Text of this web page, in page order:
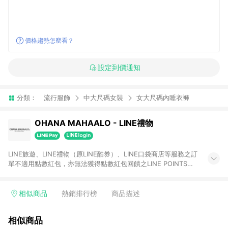
價格趨勢怎麼看？
設定到價通知
分類： 流行服飾 中大尺碼女裝 女大尺碼內睡衣褲
OHANA MAHAALO - LINE禮物
LINE旅遊、LINE禮物（原LINE酷券）、LINE口袋商店等服務之訂
單不適用點數紅包，亦無法獲得點數紅包回饋之LINE POINTS。
相似商品 熱銷排行榜 商品描述
相似商品